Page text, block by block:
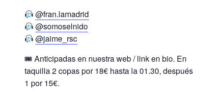
@fran.lamadrid
@somoselnido
@jaime_rsc
🎟 Anticipadas en nuestra web / link en bio. En
taquilla 2 copas por 18€ hasta la 01.30, después
1 por 15€.